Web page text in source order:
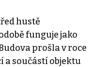
hustě
funguje jako
prošla v roce
a součástí objektu